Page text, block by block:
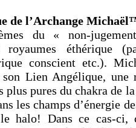
de l’Archange
du « non-
éthérique
conscient etc.).
Lien Angélique, une
plus pures du chakra de
les champs d’énergie
halo! Dans ce cas-ci,